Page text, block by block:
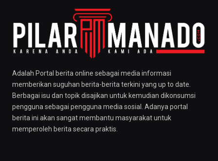
Adalah Portal berita online sebagai media informasi
memberikan suguhan berita-berita terkini yang up to date.
Berbagai isu dan topik disajikan untuk kemudian dikonsumsi
pengguna sebagai pengguna media sosial. Adanya portal
berita ini akan sangat membantu masyarakat untuk
memperoleh berita secara praktis.